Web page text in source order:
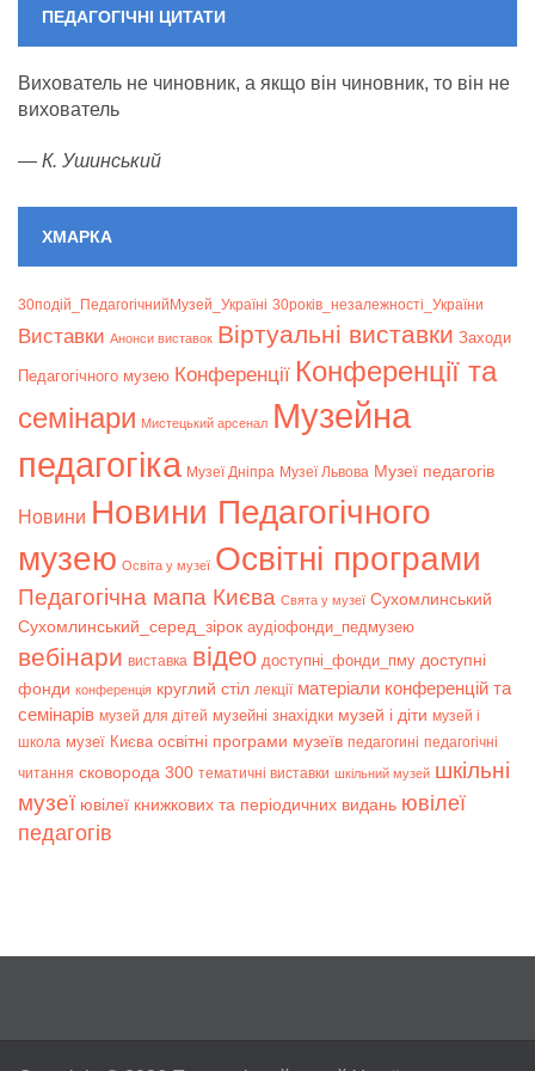
ПЕДАГОГІЧНІ ЦИТАТИ
Вихователь не чиновник, а якщо він чиновник, то він не
вихователь
— К. Ушинський
ХМАРКА
30подій_ПедагогічнийМузей_Україні 30років_незалежності_України
Bиставки Анонси виставок Віртуальні виставки Заходи
Педагогічного музею Конференції Конференції та
семінари Мистецький арсенал Музейна
педагогіка Музеї Дніпра Музеї Львова Музеї педагогів
Новини Новини Педагогічного
музею Освіта у музеї Освітні програми
Педагогічна мапа Києва Свята у музеї Сухомлинський
Сухомлинський_серед_зірок аудіофонди_педмузею
вебінари виставка відео доступні_фонди_пму доступні
фонди конференція круглий стіл лекції матеріали конференцій та
семінарів музей для дітей музейні знахідки музей і діти музей і
школа музеї Києва освітні програми музеїв педагогині педагогічні
читання сковорода 300 тематичні виставки шкільний музей шкільні
музеї ювілеї книжкових та періодичних видань ювілеї
педагогів